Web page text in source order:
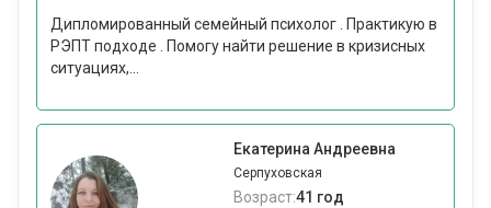
Дипломированный семейный психолог . Практикую в
РЭПТ подходе . Помогу найти решение в кризисных
ситуациях,...
Екатерина Андреевна
Серпуховская
Возраст:41 год